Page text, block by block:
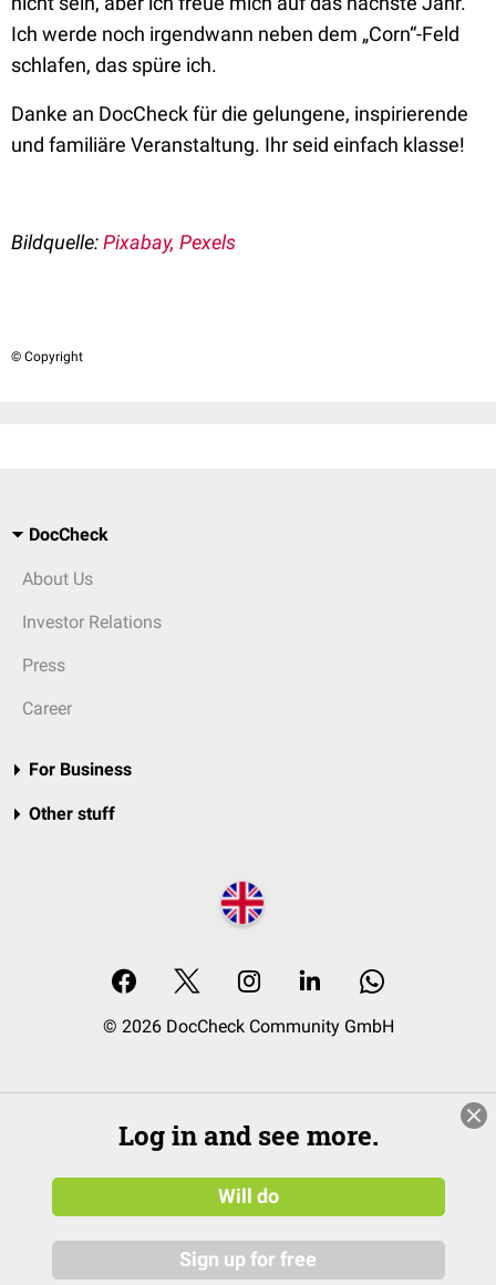
Ich werde noch irgendwann neben dem „Corn“-Feld
schlafen, das spüre ich.
Danke an DocCheck für die gelungene, inspirierende
und familiäre Veranstaltung. Ihr seid einfach klasse!
Bildquelle:Pixabay, Pexels
© Copyright
DocCheck
About Us
Investor Relations
Press
Career
For Business
Other stuff
© 2026 DocCheck Community GmbH
Log in and see more.
Will do
Sign up for free